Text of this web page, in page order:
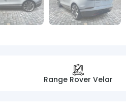
Range Rover Velar